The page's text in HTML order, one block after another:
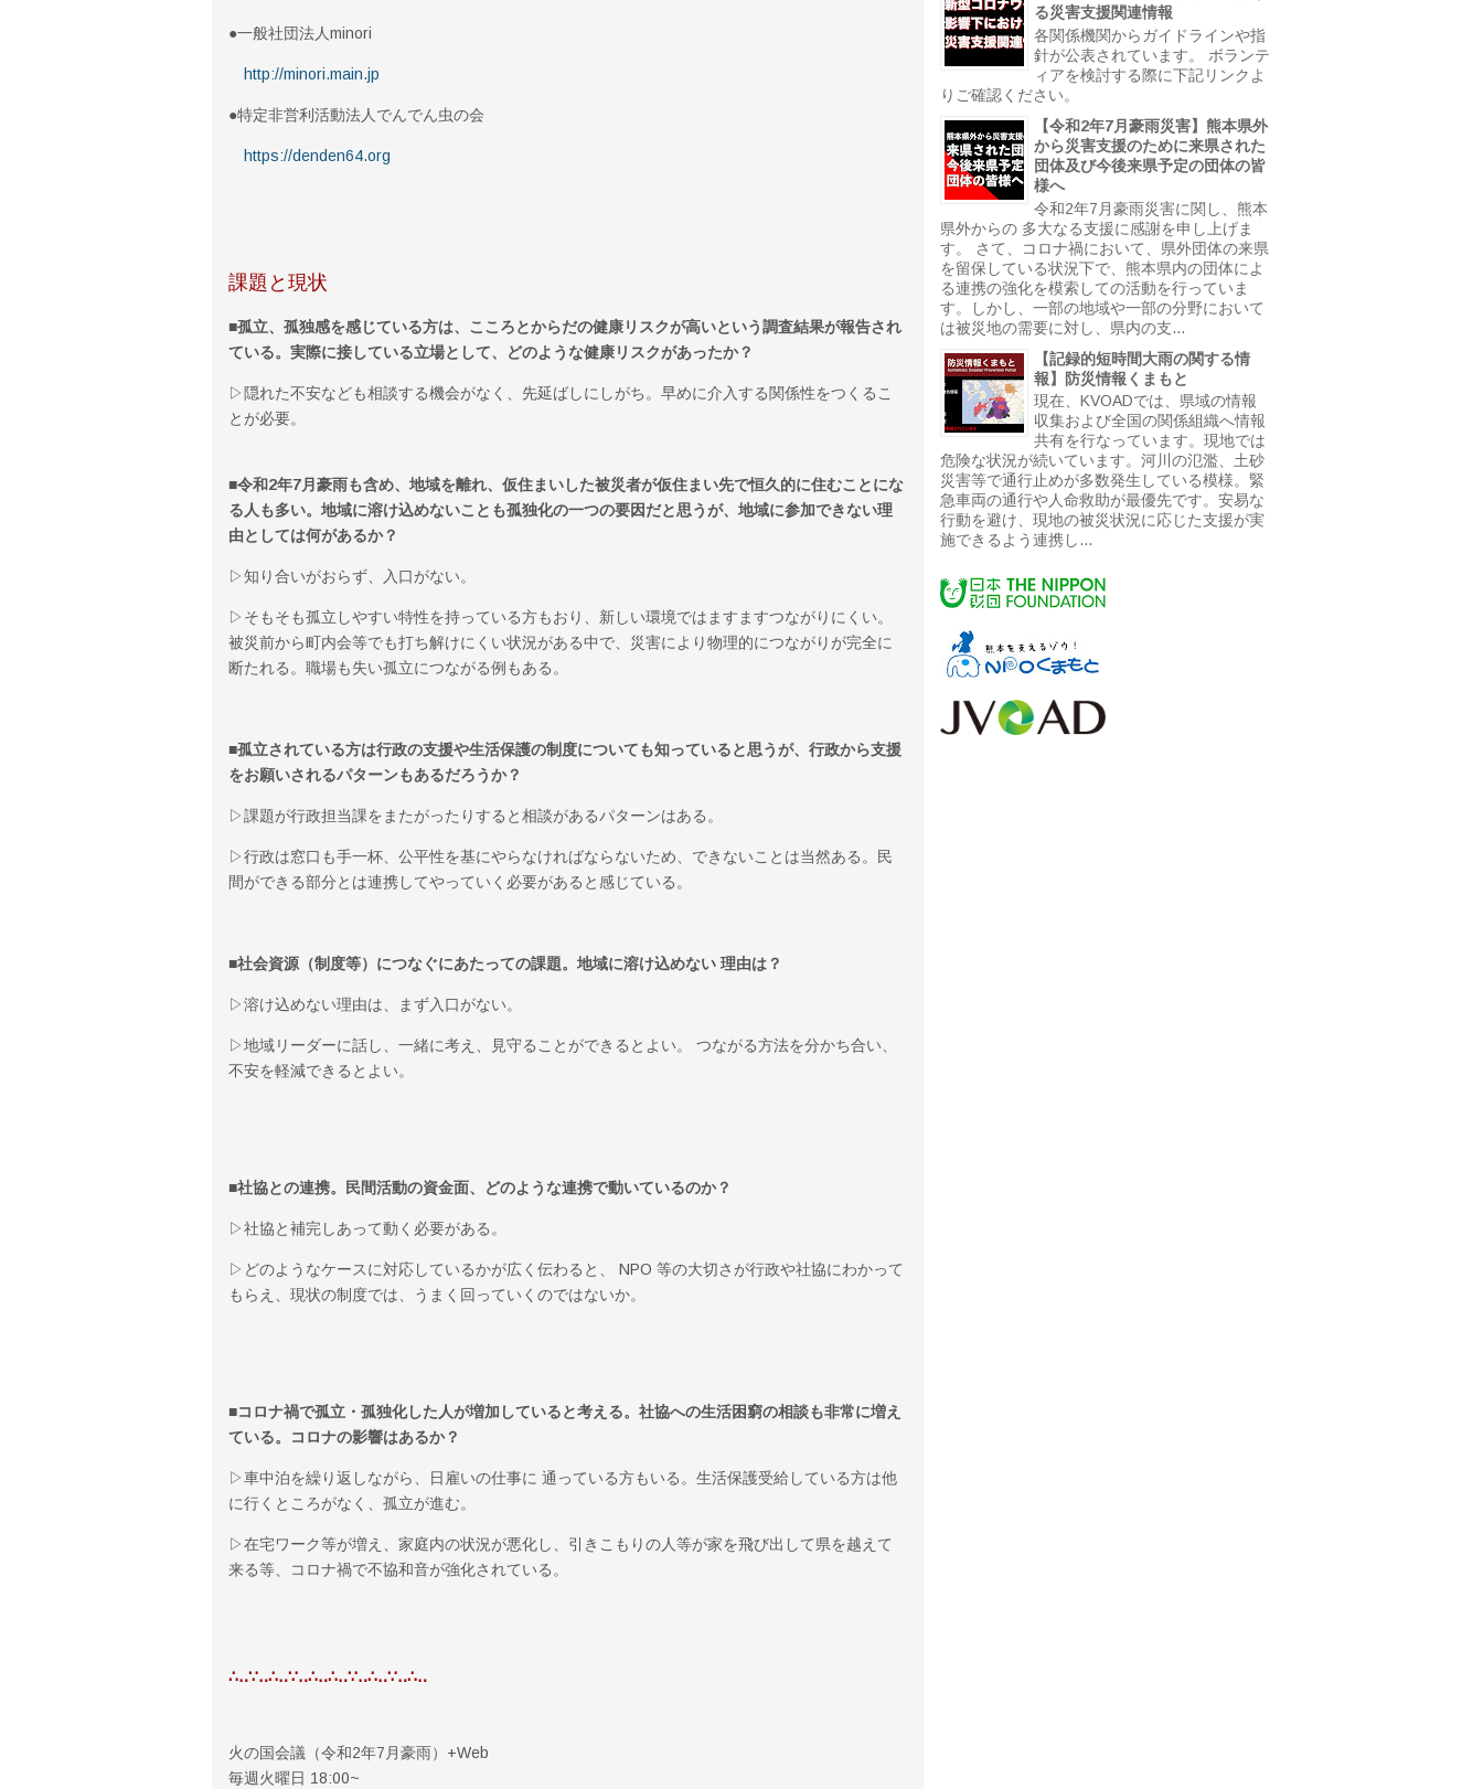
●一般社団法人minori
http://minori.main.jp
●特定非営利活動法人でんでん虫の会
https://denden64.org
課題と現状
■孤立、孤独感を感じている方は、こころとからだの健康リスクが高いという調査結果が報告され
ている。実際に接している立場として、どのような健康リスクがあったか？
▷隠れた不安なども相談する機会がなく、先延ばしにしがち。早めに介入する関係性をつくるこ
とが必要。
■令和2年7月豪雨も含め、地域を離れ、仮住まいした被災者が仮住まい先で恒久的に住むことにな
る人も多い。地域に溶け込めないことも孤独化の一つの要因だと思うが、地域に参加できない理
由としては何があるか？
▷知り合いがおらず、入口がない。
▷そもそも孤立しやすい特性を持っている方もおり、新しい環境ではますますつながりにくい。
被災前から町内会等でも打ち解けにくい状況がある中で、災害により物理的につながりが完全に
断たれる。職場も失い孤立につながる例もある。
■孤立されている方は行政の支援や生活保護の制度についても知っていると思うが、行政から支援
をお願いされるパターンもあるだろうか？
▷課題が行政担当課をまたがったりすると相談があるパターンはある。
▷行政は窓口も手一杯、公平性を基にやらなければならないため、できないことは当然ある。民
間ができる部分とは連携してやっていく必要があると感じている。
■社会資源（制度等）につなぐにあたっての課題。地域に溶け込めない 理由は？
▷溶け込めない理由は、まず入口がない。
▷地域リーダーに話し、一緒に考え、見守ることができるとよい。 つながる方法を分かち合い、
不安を軽減できるとよい。
■社協との連携。民間活動の資金面、どのような連携で動いているのか？
▷社協と補完しあって動く必要がある。
▷どのようなケースに対応しているかが広く伝わると、 NPO 等の大切さが行政や社協にわかって
もらえ、現状の制度では、うまく回っていくのではないか。
■コロナ禍で孤立・孤独化した人が増加していると考える。社協への生活困窮の相談も非常に増え
ている。コロナの影響はあるか？
▷車中泊を繰り返しながら、日雇いの仕事に 通っている方もいる。生活保護受給している方は他
に行くところがなく、孤立が進む。
▷在宅ワーク等が増え、家庭内の状況が悪化し、引きこもりの人等が家を飛び出して県を越えて
来る等、コロナ禍で不協和音が強化されている。
∴‥∵‥∴‥∵‥∴‥∴‥∵‥∴‥∵‥∴‥
火の国会議（令和2年7月豪雨）+Web
毎週火曜日 18:00~
る災害支援関連情報
各関係機関からガイドラインや指
針が公表されています。 ボランテ
ィアを検討する際に下記リンクよ
りご確認ください。
【令和2年7月豪雨災害】熊本県外
から災害支援のために来県された
団体及び今後来県予定の団体の皆
様へ
令和2年7月豪雨災害に関し、熊本
県外からの 多大なる支援に感謝を申し上げま
す。 さて、コロナ禍において、県外団体の来県
を留保している状況下で、熊本県内の団体によ
る連携の強化を模索しての活動を行っていま
す。しかし、一部の地域や一部の分野において
は被災地の需要に対し、県内の支...
【記録的短時間大雨の関する情
報】防災情報くまもと
現在、KVOADでは、県域の情報
収集および全国の関係組織へ情報
共有を行なっています。現地では
危険な状況が続いています。河川の氾濫、土砂
災害等で通行止めが多数発生している模様。緊
急車両の通行や人命救助が最優先です。安易な
行動を避け、現地の被災状況に応じた支援が実
施できるよう連携し...